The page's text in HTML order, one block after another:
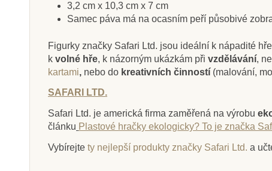
3,2 cm x 10,3 cm x 7 cm
Samec páva má na ocasním peří působivé
Figurky značky Safari Ltd. jsou ideální k nápadité
k volné hře, k názorným ukázkám při vzdělávání,
kartami, nebo do kreativních činností (malování,
SAFARI LTD.
Safari Ltd. je americká firma zaměřená na výrobu
článku Plastové hračky ekologicky? To je značka
Vybírejte ty nejlepší produkty značky Safari Ltd. a